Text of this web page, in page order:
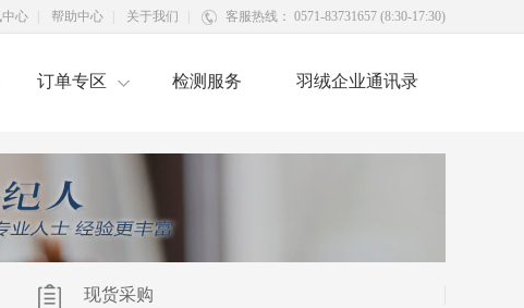
中心 帮助中心 关于我们 客服热线： 0571-83731657 (8:30-17:30)
订单专区 检测服务 羽绒企业通讯录
现货采购